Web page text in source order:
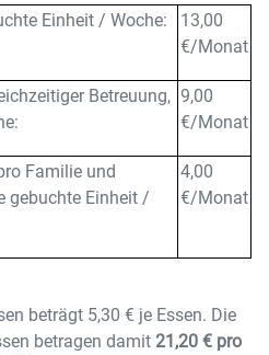
Einheit / Woche:
13,00
€/Monat
Betreuung, 9,00
€/Monat
Familie und
gebuchte Einheit /
4,00
€/Monat
beträgt 5,30 € je Essen. Die
betragen damit 21,20 € pro